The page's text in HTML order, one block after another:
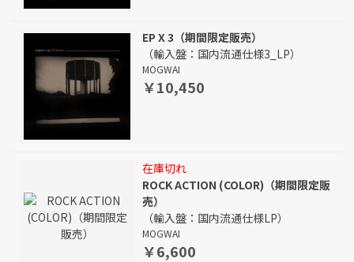
EP X 3（期間限定販売）
（輸入盤：国内流通仕様3_LP）
MOGWAI
￥10,450
在庫切れ
ROCK ACTION (COLOR)（期間限定販
売）
（輸入盤：国内流通仕様LP）
MOGWAI
￥6,600